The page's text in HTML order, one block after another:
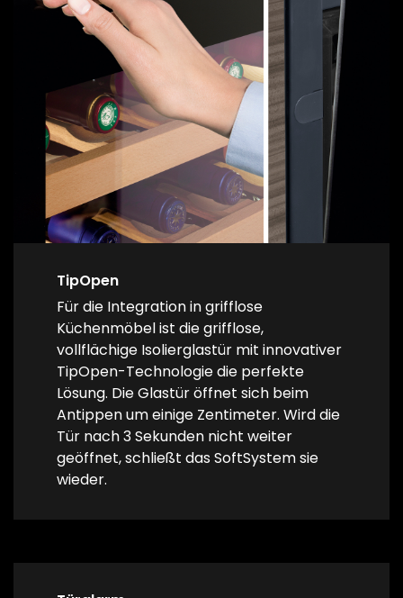
TipOpen
Für die Integration in grifflose
Küchenmöbel ist die grifflose,
vollflächige Isolierglastür mit innovativer
TipOpen-Technologie die perfekte
Lösung. Die Glastür öffnet sich beim
Antippen um einige Zentimeter. Wird die
Tür nach 3 Sekunden nicht weiter
geöffnet, schließt das SoftSystem sie
wieder.